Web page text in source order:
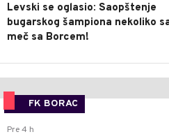
Levski se oglasio: Saopštenje
bugarskog šampiona nekoliko
meč sa Borcem!
FK BORAC
Pre 4 h